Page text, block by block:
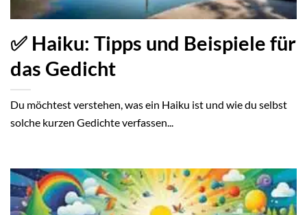
✅ Haiku: Tipps und Beispiele für
das Gedicht
Du möchtest verstehen, was ein Haiku ist und wie du selbst
solche kurzen Gedichte verfassen...